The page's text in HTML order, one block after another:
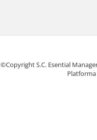
©Copyright S.C. Esential